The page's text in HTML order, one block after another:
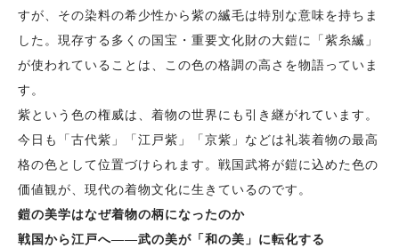
すが、その染料の希少性から紫の縅毛は特別な意味を持ちま
した。現存する多くの国宝・重要文化財の大鎧に「紫糸縅」
が使われていることは、この色の格調の高さを物語っていま
す。
紫という色の権威は、着物の世界にも引き継がれています。
今日も「古代紫」「江戸紫」「京紫」などは礼装着物の最高
格の色として位置づけられます。戦国武将が鎧に込めた色の
価値観が、現代の着物文化に生きているのです。
鎧の美学はなぜ着物の柄になったのか
戦国から江戸へ——武の美が「和の美」に転化する